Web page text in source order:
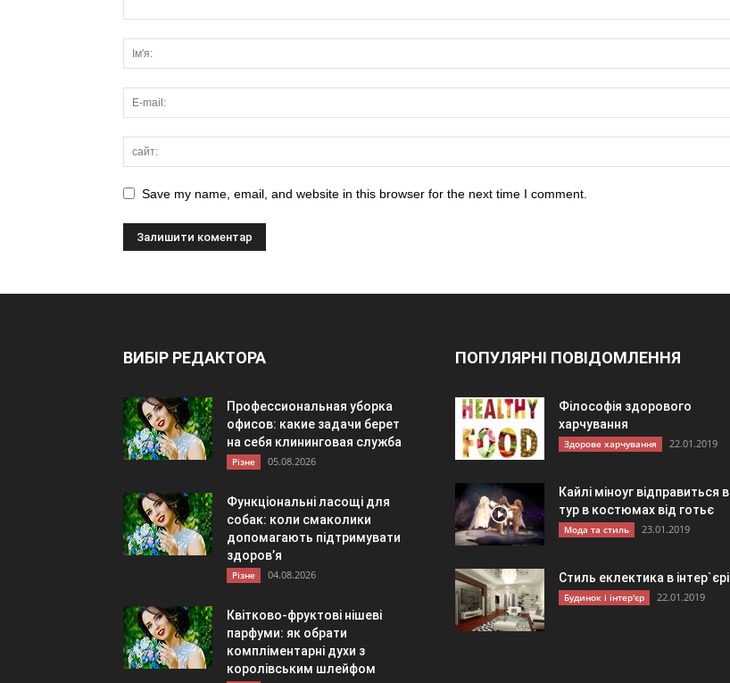
Save my name, email, and website in this browser for the next time I comment.
ВИБІР РЕДАКТОРА
Профессиональная уборка
офисов: какие задачи берет
на себя клининговая служба
Різне 05.08.2026
Функціональні ласощі для
собак: коли смаколики
допомагають підтримувати
здоров’я
Різне 04.08.2026
Квітково-фруктові нішеві
парфуми: як обрати
компліментарні духи з
королівським шлейфом
ПОПУЛЯРНІ ПОВІДОМЛЕННЯ
Філософія здорового
харчування
Здорове харчування 22.01.2019
Кайлі міноуг відправиться в
тур в костюмах від готьє
Мода та стиль 23.01.2019
Стиль еклектика в інтер`єрі
Будинок і інтер'єр 22.01.2019